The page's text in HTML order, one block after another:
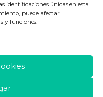
identificaciones únicas en este
puede afectar
y funciones.